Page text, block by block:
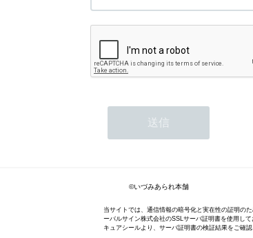
©いづみあられ本舗
当サイトでは、通信情報の暗号化と実在性の証明の
ーバルサイン株式会社のSSLサーバ証明書を使用し
キュアシールより、サーバ証明書の検証結果をご確認